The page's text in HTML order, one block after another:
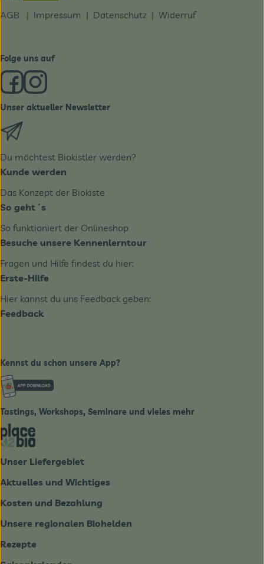
AGB | Impressum | Datenschutz | Widerruf
Folge uns auf
Externer Link zu https://www.facebook.com/derBiobote/
Externer Link zu https://www.instagram.com/
Unser aktueller Newsletter
Du möchtest Biokistler werden?
Kunde werden
Das Konzept der Biokiste
So geht´s
So funktioniert der Onlineshop
Besuche unsere Kennenlerntour
Fragen und Hilfe findest du hier:
Erste-Hilfe
Hier kannst du uns Feedback geben:
Feedback
Kennst du schon unsere App?
Externer Link zu https://www.biobote-
Tastings, Workshops, Seminare und vieles mehr
Externer Link zu https://place2bio.de/
Unser Liefergebiet
Aktuelles und Wichtiges
Kosten und Bezahlung
Unsere regionalen Biohelden
Rezepte